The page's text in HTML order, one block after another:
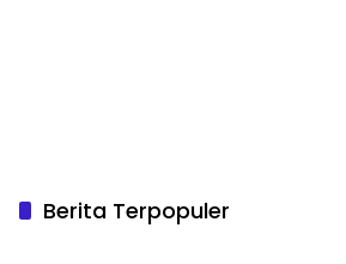
Berita Terpopuler